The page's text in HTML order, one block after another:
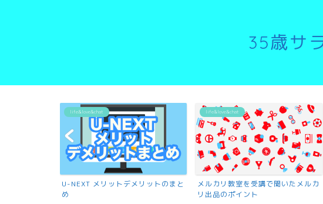
35歳サ
life&love&chat
U-NEXT メリットデメリットのまと
め
life&love&chat
メルカリ教室を受講で聞いたメルカ
リ出品のポイント